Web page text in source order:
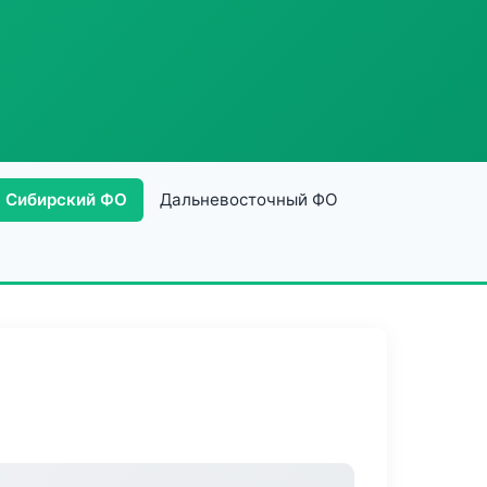
Сибирский ФО Дальневосточный ФО